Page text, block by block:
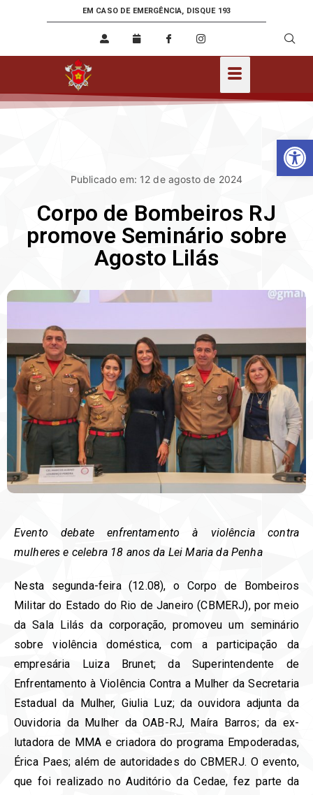
EM CASO DE EMERGÊNCIA, DISQUE 193
Publicado em: 12 de agosto de 2024
Corpo de Bombeiros RJ
promove Seminário sobre
Agosto Lilás
Evento debate enfrentamento à violência contra
mulheres e celebra 18 anos da Lei Maria da Penha
Nesta segunda-feira (12.08), o Corpo de Bombeiros
Militar do Estado do Rio de Janeiro (CBMERJ), por meio
da Sala Lilás da corporação, promoveu um seminário
sobre violência doméstica, com a participação da
empresária Luiza Brunet; da Superintendente de
Enfrentamento à Violência Contra a Mulher da Secretaria
Estadual da Mulher, Giulia Luz; da ouvidora adjunta da
Ouvidoria da Mulher da OAB-RJ, Maíra Barros; da ex-
lutadora de MMA e criadora do programa Empoderadas,
Érica Paes; além de autoridades do CBMERJ. O evento,
que foi realizado no Auditório da Cedae, fez parte da